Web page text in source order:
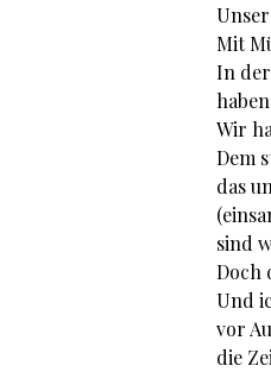
Mit
In
Wir
Dem
das
sind
Doch
Und
vor
die